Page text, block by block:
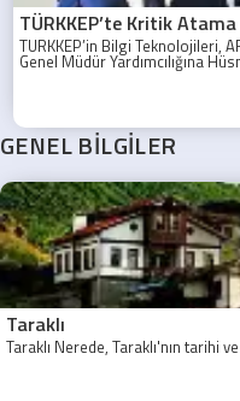
TÜRKKEP’te Kritik Atama
TÜRKKEP’in Bilgi Teknolojileri,
Genel Müdür Yardımcılığına
GENEL BİLGİLER
Taraklı
Taraklı Nerede, Taraklı'nın tarihi